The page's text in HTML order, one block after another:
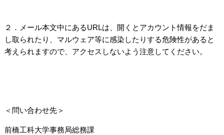
２．メール本文中にあるURLは、開くとアカウント情報をだま
し取られたり、マルウェア等に感染したりする危険性があると
考えられますので、アクセスしないよう注意してください。
＜問い合わせ先＞
前橋工科大学事務局総務課